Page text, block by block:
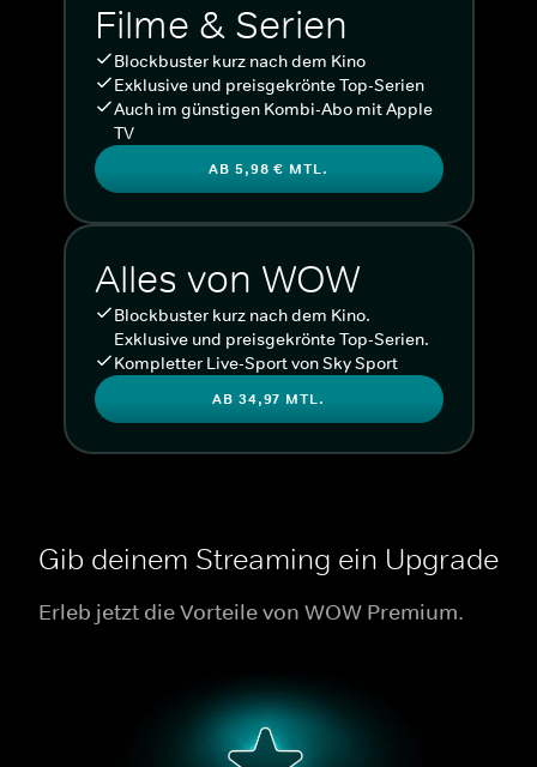
Filme & Serien
Blockbuster kurz nach dem Kino
Exklusive und preisgekrönte Top-Serien
Auch im günstigen Kombi-Abo mit Apple
TV
AB 5,98 € MTL.
Alles von WOW
Blockbuster kurz nach dem Kino.
Exklusive und preisgekrönte Top-Serien.
Kompletter Live-Sport von Sky Sport
AB 34,97 MTL.
Gib deinem Streaming ein Upgrade
Erleb jetzt die Vorteile von WOW Premium.